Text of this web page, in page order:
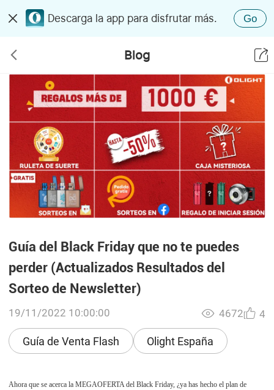
Descarga la app para disfrutar más. Go
Blog
Guía del Black Friday que no te puedes
perder (Actualizados Resultados del
Sorteo de Newsletter)
19/11/2022 10:00:00
Guía de Venta Flash Olight España
4672 4
Ahora que se acerca la MEGAOFERTA del Black Friday, ¿ya has hecho el plan de